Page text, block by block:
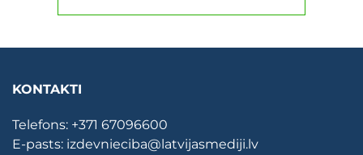
KONTAKTI
Telefons: +371 67096600
E-pasts: izdevnieciba@latvijasmediji.lv